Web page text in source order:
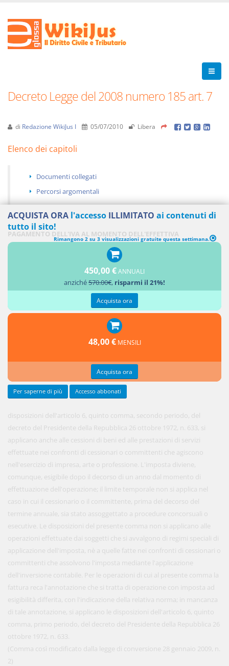
Decreto Legge del 2008 numero 185 art. 7
di Redazione WikiJus I 05/07/2010 Libera
Elenco dei capitoli
Documenti collegati
Percorsi argomentali
PAGAMENTO DELL'IVA AL MOMENTO DELL'EFFETTIVA
RISCOSSIONE DEL CORRISPETTIVO
disposizioni dell'articolo 6, quinto comma, secondo periodo, del
decreto del Presidente della Repubblica 26 ottobre 1972, n. 633, si
applicano anche alle cessioni di beni ed alle prestazioni di servizi
effettuate nei confronti di cessionari o committenti che agiscono
nell'esercizio di impresa, arte o professione. L'imposta diviene,
comunque, esigibile dopo il decorso di un anno dal momento di
effettuazione dell'operazione; il limite temporale non si applica nel
caso in cui il cessionario o il committente, prima del decorso del
termine annuale, sia stato assoggettato a procedure concorsuali o
esecutive. Le disposizioni del presente comma non si applicano alle
operazioni effettuate dai soggetti che si avvalgono di regimi speciali di
applicazione dell'imposta, nè a quelle fatte nei confronti di cessionari o
committenti che assolvono l'imposta mediante l'applicazione
dell'inversione contabile. Per le operazioni di cui al presente comma la
fattura reca l'annotazione che si tratta di operazione con imposta ad
esigibilità differita, con l'indicazione della relativa norma; in mancanza
di tale annotazione, si applicano le disposizioni dell'articolo 6, quinto
comma, primo periodo, del decreto del Presidente della Repubblica 26
ottobre 1972, n. 633.
(Comma così modificato dalla legge di conversione 28 gennaio 2009, n.
2)
ACQUISTA ORA l'accesso ILLIMITATO ai contenuti di
tutto il sito!
Rimangono 2 su 3 visualizzazioni gratuite questa settimana.
450,00 €ANNUALI
anziché570.00€, risparmi il 21%!
Acquista ora
48,00 € MENSILI
Acquista ora
Per saperne di più Accesso abbonati